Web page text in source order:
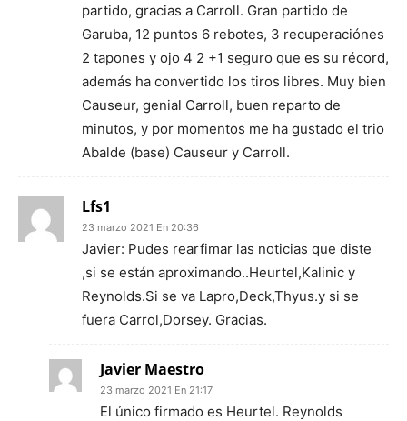
partido, gracias a Carroll. Gran partido de
Garuba, 12 puntos 6 rebotes, 3 recuperaciónes
2 tapones y ojo 4 2 +1 seguro que es su récord,
además ha convertido los tiros libres. Muy bien
Causeur, genial Carroll, buen reparto de
minutos, y por momentos me ha gustado el trio
Abalde (base) Causeur y Carroll.
Lfs1
23 marzo 2021 En 20:36
Javier: Pudes rearfimar las noticias que diste
,si se están aproximando..Heurtel,Kalinic y
Reynolds.Si se va Lapro,Deck,Thyus.y si se
fuera Carrol,Dorsey. Gracias.
Javier Maestro
23 marzo 2021 En 21:17
El único firmado es Heurtel. Reynolds